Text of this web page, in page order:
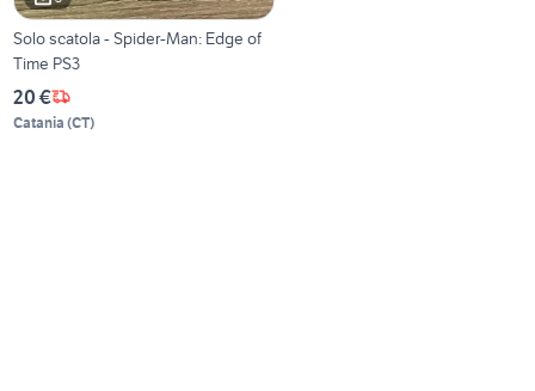
Solo scatola - Spider-Man: Edge of
Time PS3
20 €
Catania (CT)